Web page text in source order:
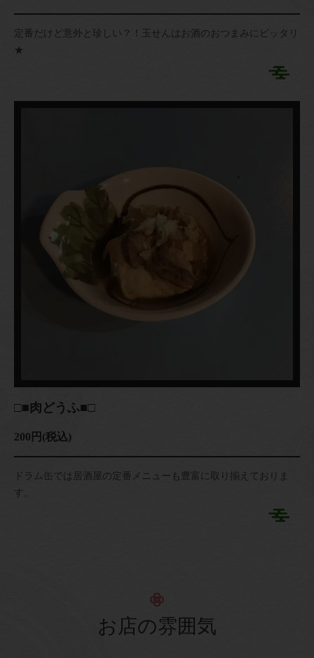
定番だけど意外と珍しい？！玉せんはお酒のおつまみにピッタリ
★
□■肉どうふ■□
200円 (税込)
ドラム缶では居酒屋の定番メニューも豊富に取り揃えておりま
す。
お店の雰囲気